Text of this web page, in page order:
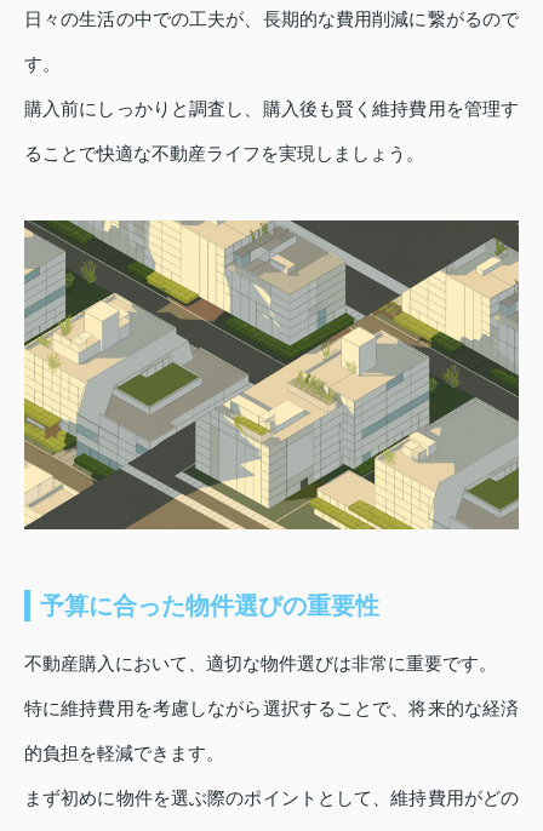
日々の生活の中での工夫が、長期的な費用削減に繋がるので
す。
購入前にしっかりと調査し、購入後も賢く維持費用を管理す
ることで快適な不動産ライフを実現しましょう。
予算に合った物件選びの重要性
不動産購入において、適切な物件選びは非常に重要です。
特に維持費用を考慮しながら選択することで、将来的な経済
的負担を軽減できます。
まず初めに物件を選ぶ際のポイントとして、維持費用がどの